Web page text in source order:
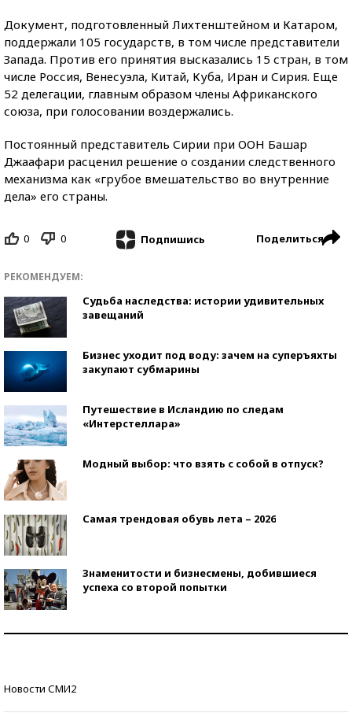
Документ, подготовленный Лихтенштейном и Катаром,
поддержали 105 государств, в том числе представители
Запада. Против его принятия высказались 15 стран, в том
числе Россия, Венесуэла, Китай, Куба, Иран и Сирия. Еще
52 делегации, главным образом члены Африканского
союза, при голосовании воздержались.
Постоянный представитель Сирии при ООН Башар
Джаафари расценил решение о создании следственного
механизма как «грубое вмешательство во внутренние
дела» его страны.
0 0 Подпишись Поделиться
РЕКОМЕНДУЕМ:
Судьба наследства: истории удивительных
завещаний
Бизнес уходит под воду: зачем на суперъяхты
закупают субмарины
Путешествие в Исландию по следам
«Интерстеллара»
Модный выбор: что взять с собой в отпуск?
Самая трендовая обувь лета – 2026
Знаменитости и бизнесмены, добившиеся
успеха со второй попытки
Новости СМИ2